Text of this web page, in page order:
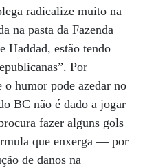
radicalize muito na
na pasta da Fazenda
Haddad, estão tendo
Por
o humor pode azedar no
BC não é dado a jogar
fazer alguns gols
que enxerga — por
de danos na